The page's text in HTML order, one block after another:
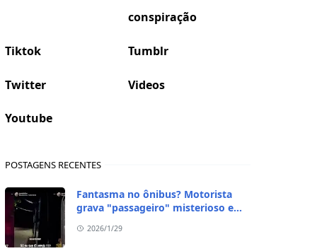
conspiração
Tiktok Tumblr
Twitter Videos
Youtube
POSTAGENS RECENTES
Fantasma no ônibus? Motorista
grava "passageiro" misterioso em
2026/1/29